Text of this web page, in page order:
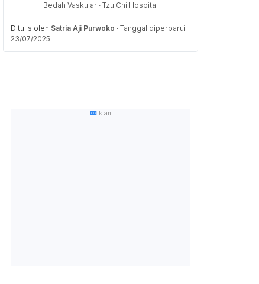
Bedah Vaskular · Tzu Chi Hospital
Ditulis oleh Satria Aji Purwoko · Tanggal diperbarui
23/07/2025
Iklan